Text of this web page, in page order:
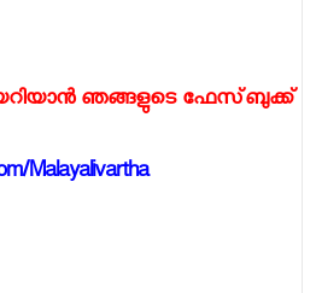
ഞങ്ങളുടെ ഫേസ്‌ബുക്ക്‌
Malayalivartha